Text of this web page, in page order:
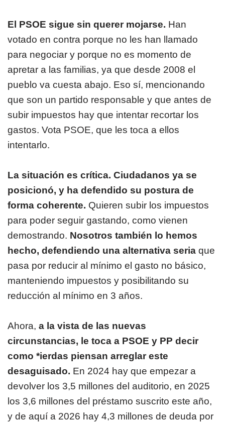
El PSOE sigue sin querer mojarse. Han
votado en contra porque no les han llamado
para negociar y porque no es momento de
apretar a las familias, ya que desde 2008 el
pueblo va cuesta abajo. Eso sí, mencionando
que son un partido responsable y que antes de
subir impuestos hay que intentar recortar los
gastos. Vota PSOE, que les toca a ellos
intentarlo.
La situación es crítica. Ciudadanos ya se
posicionó, y ha defendido su postura de
forma coherente. Quieren subir los impuestos
para poder seguir gastando, como vienen
demostrando. Nosotros también lo hemos
hecho, defendiendo una alternativa seria que
pasa por reducir al mínimo el gasto no básico,
manteniendo impuestos y posibilitando su
reducción al mínimo en 3 años.
Ahora, a la vista de las nuevas
circunstancias, le toca a PSOE y PP decir
como *ierdas piensan arreglar este
desaguisado. En 2024 hay que empezar a
devolver los 3,5 millones del auditorio, en 2025
los 3,6 millones del préstamo suscrito este año,
y de aquí a 2026 hay 4,3 millones de deuda por